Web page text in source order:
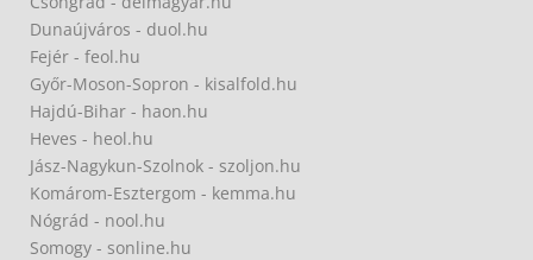
Dunaújváros - duol.hu
Fejér - feol.hu
Győr-Moson-Sopron - kisalfold.hu
Hajdú-Bihar - haon.hu
Heves - heol.hu
Jász-Nagykun-Szolnok - szoljon.hu
Komárom-Esztergom - kemma.hu
Nógrád - nool.hu
Somogy - sonline.hu